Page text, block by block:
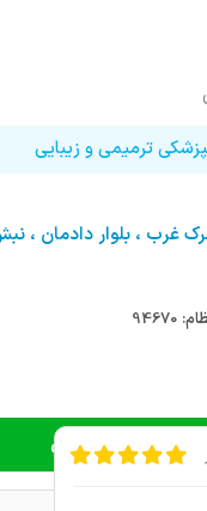
ترمیمی و زیبایی
دریافت نوبت اینترنتی